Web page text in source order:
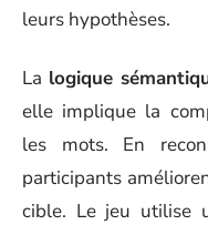
leurs hypothèses.
La logique
elle implique la
les mots. En
participants
cible. Le jeu utilise